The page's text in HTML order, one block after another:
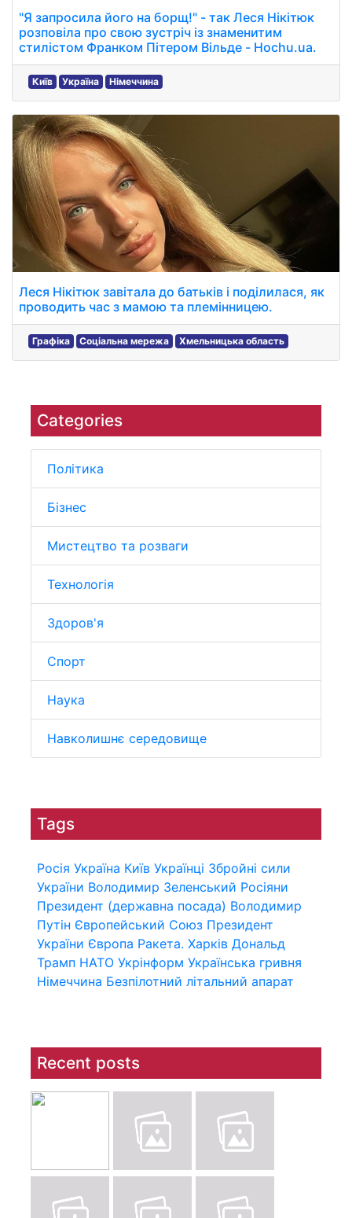
Categories
Політика
Бізнес
Мистецтво та розваги
Технологія
Здоров'я
Спорт
Наука
Навколишнє середовище
Tags
Росія Україна Київ Українці Збройні сили
України Володимир Зеленський Росіяни
Президент (державна посада) Володимир
Путін Європейський Союз Президент
України Європа Ракета. Харків Дональд
Трамп НАТО Укрінформ Українська гривня
Німеччина Безпілотний літальний апарат
Recent posts
"Я запросила його на борщ!" - так Леся Нікітюк
розповіла про свою зустріч із знаменитим
стилістом Франком Пітером Вільде - Hochu.ua.
Київ Україна Німеччина
Леся Нікітюк завітала до батьків і поділилася, як
проводить час з мамою та племінницею.
Графіка Соціальна мережа Хмельницька область